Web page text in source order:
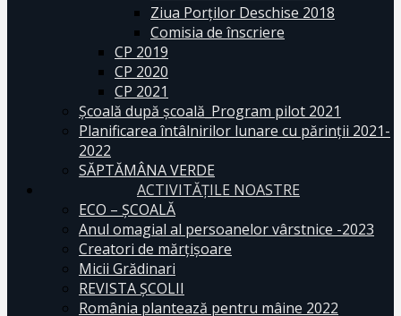
Ziua Porților Deschise 2018
Comisia de înscriere
CP 2019
CP 2020
CP 2021
Școală după școală_Program pilot 2021
Planificarea întâlnirilor lunare cu părinții 2021-
2022
SĂPTĂMÂNA VERDE
ACTIVITĂȚILE NOASTRE
ECO – ŞCOALĂ
Anul omagial al persoanelor vârstnice -2023
Creatori de mărțișoare
Micii Grădinari
REVISTA ŞCOLII
România plantează pentru mâine 2022